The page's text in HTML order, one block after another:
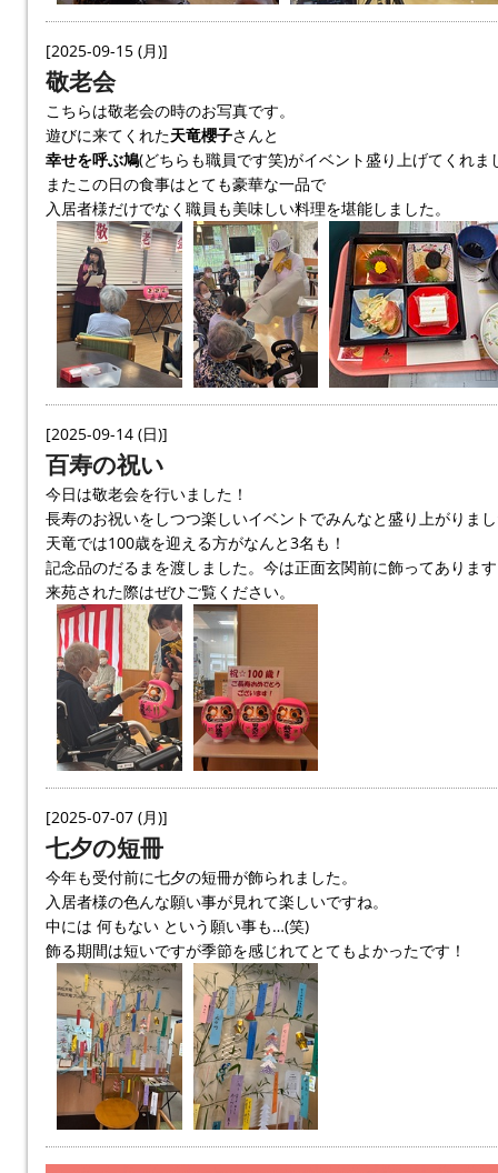
[2025-09-15 (月)]
敬老会
こちらは敬老会の時のお写真です。
遊びに来てくれた天竜櫻子さんと
幸せを呼ぶ鳩(どちらも職員です笑)がイベント盛り上げてくれま
またこの日の食事はとても豪華な一品で
入居者様だけでなく職員も美味しい料理を堪能しました。
[2025-09-14 (日)]
百寿の祝い
今日は敬老会を行いました！
長寿のお祝いをしつつ楽しいイベントでみんなと盛り上がりま
天竜では100歳を迎える方がなんと3名も！
記念品のだるまを渡しました。今は正面玄関前に飾ってありま
来苑された際はぜひご覧ください。
[2025-07-07 (月)]
七夕の短冊
今年も受付前に七夕の短冊が飾られました。
入居者様の色んな願い事が見れて楽しいですね。
中には 何もない という願い事も…(笑)
飾る期間は短いですが季節を感じれてとてもよかったです！